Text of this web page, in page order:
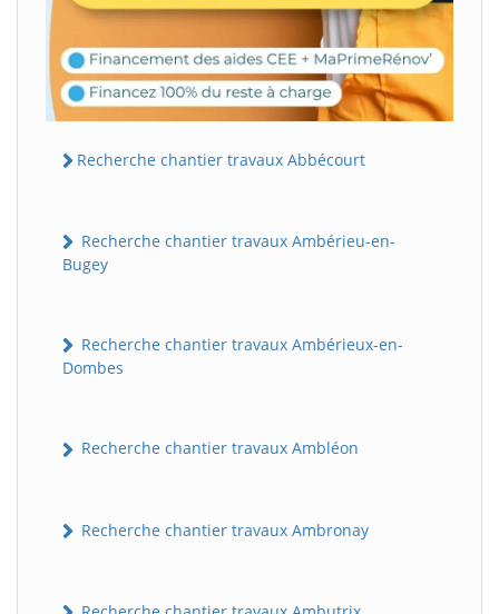
Recherche chantier travaux Abbécourt
Recherche chantier travaux Ambérieu-en-
Bugey
Recherche chantier travaux Ambérieux-en-
Dombes
Recherche chantier travaux Ambléon
Recherche chantier travaux Ambronay